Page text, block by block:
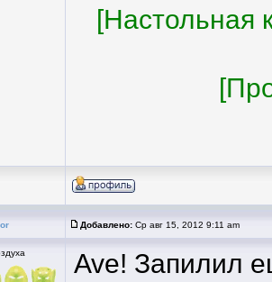
[Настольная
Добавлено: Ср авг 15, 2012 9:11 am
Ave! Запилил